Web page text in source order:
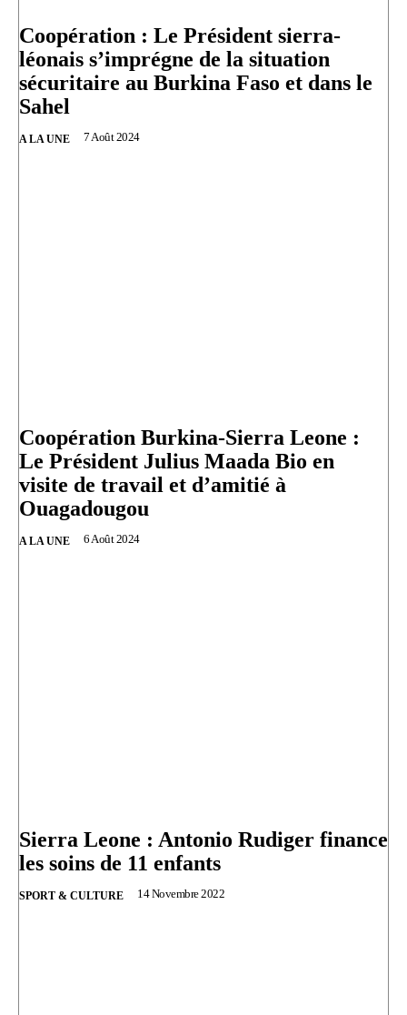
Coopération : Le Président sierra-
léonais s’imprégne de la situation
sécuritaire au Burkina Faso et dans le
Sahel
A LA UNE 7 Août 2024
Coopération Burkina-Sierra Leone :
Le Président Julius Maada Bio en
visite de travail et d’amitié à
Ouagadougou
A LA UNE 6 Août 2024
Sierra Leone : Antonio Rudiger finance
les soins de 11 enfants
SPORT & CULTURE 14 Novembre 2022